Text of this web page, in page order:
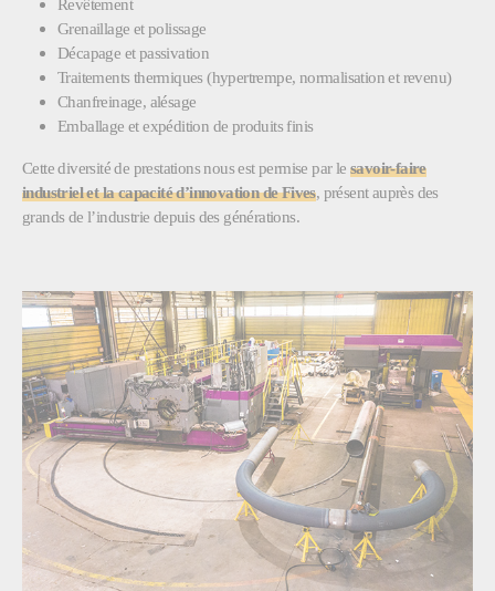
Grenaillage et polissage
Décapage et passivation
Traitements thermiques (hypertrempe, normalisation et revenu)
Chanfreinage, alésage
Emballage et expédition de produits finis
Cette diversité de prestations nous est permise par le savoir-faire
industriel et la capacité d’innovation de Fives, présent auprès des
grands de l’industrie depuis des générations.